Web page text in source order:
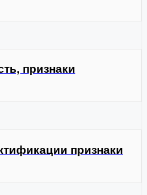
признаки
признаки